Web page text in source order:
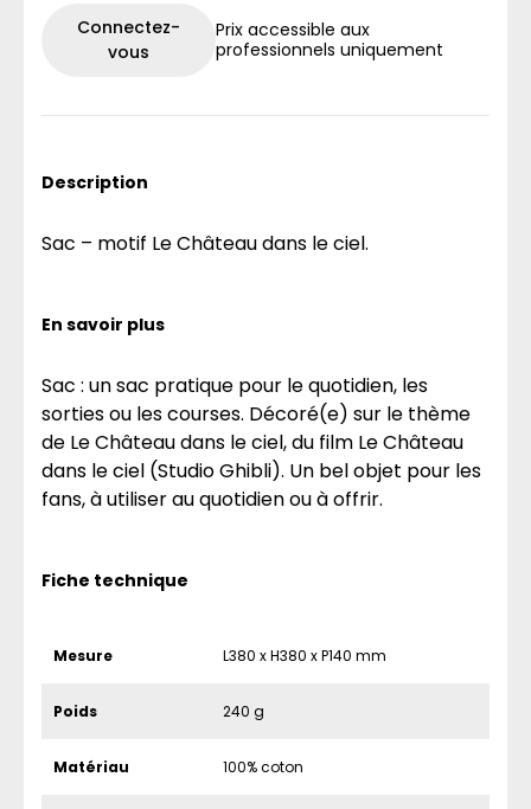
Connectez-
vous
Prix accessible aux
professionnels uniquement
Description
Sac – motif Le Château dans le ciel.
En savoir plus
Sac : un sac pratique pour le quotidien, les
sorties ou les courses. Décoré(e) sur le thème
de Le Château dans le ciel, du film Le Château
dans le ciel (Studio Ghibli). Un bel objet pour les
fans, à utiliser au quotidien ou à offrir.
Fiche technique
Mesure L380 x H380 x P140 mm
Poids 240 g
Matériau 100% coton